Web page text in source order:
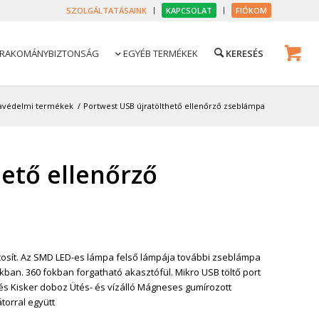
SZOLGÁLTATÁSAINK KAPCSOLAT FIÓKOM
RAKOMÁNYBIZTONSÁG  EGYÉB TERMÉKEK
termékek / Portwest USB újratölthető ellenőrző zseblámpa
ellenőrző
Az SMD LED-es lámpa felső lámpája további zseblámpa
360 fokban forgatható akasztófül. Mikro USB töltő port
Kisker doboz Ütés- és vízálló Mágneses gumírozott
együtt